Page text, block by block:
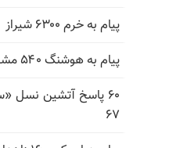
پیام به خرم ۶۳۰۰ شیراز
پیام به هوشنگ ۵۴۰ مشهد
۶۰ پاسخ آتشین نسل
۶۷